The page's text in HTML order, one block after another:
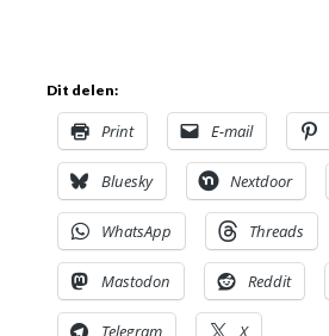
Dit delen:
Print E-mail
Bluesky Nextdoor
WhatsApp Threads
Mastodon Reddit
Telegram X